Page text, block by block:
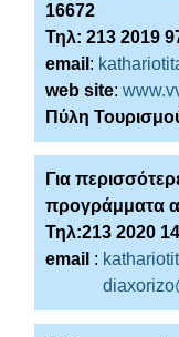
16672
Τηλ: 213 2019
email :
web site:
Πύλη
Για
προγράμματα
Τηλ:213 2020
email :